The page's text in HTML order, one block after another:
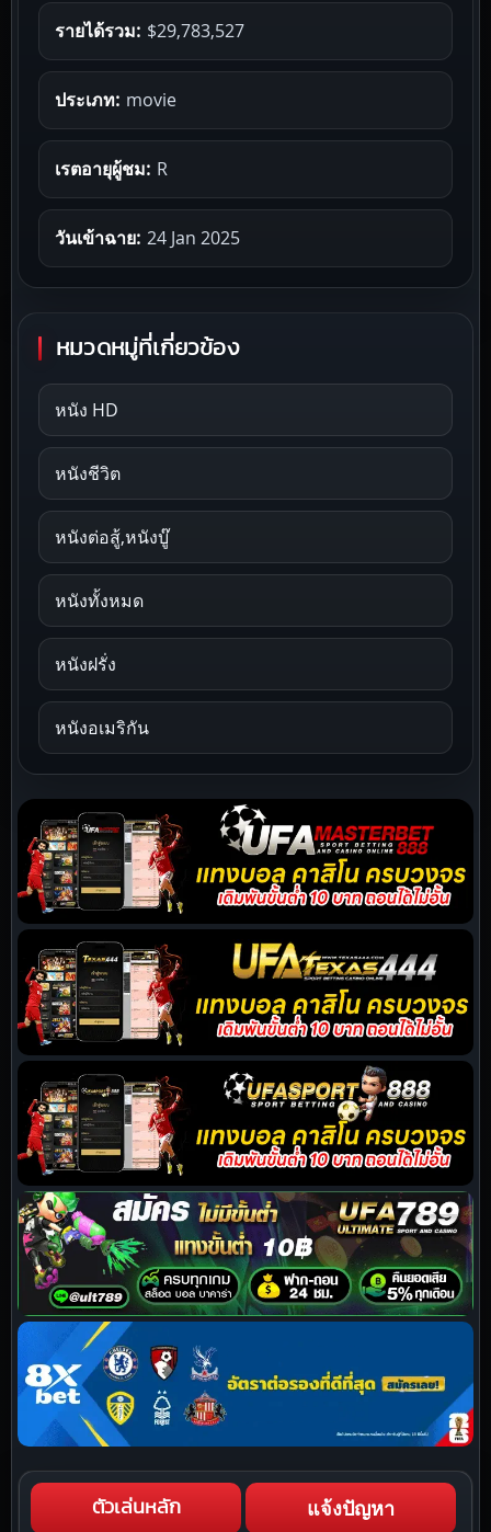
รายได้รวม: $29,783,527
ประเภท: movie
เรตอายุผู้ชม: R
วันเข้าฉาย: 24 Jan 2025
หมวดหมู่ที่เกี่ยวข้อง
หนัง HD
หนังชีวิต
หนังต่อสู้,หนังบู๊
หนังทั้งหมด
หนังฝรั่ง
หนังอเมริกัน
ตัวเล่นหลัก แจ้งปัญหา